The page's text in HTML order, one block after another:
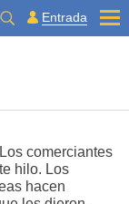
Entrada
comerciantes
hilo. Los
hacen